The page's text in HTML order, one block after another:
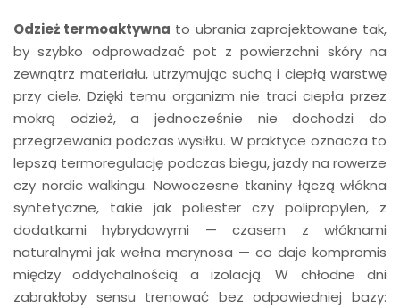
Odzież termoaktywna to ubrania zaprojektowane tak,
by szybko odprowadzać pot z powierzchni skóry na
zewnątrz materiału, utrzymując suchą i ciepłą warstwę
przy ciele. Dzięki temu organizm nie traci ciepła przez
mokrą odzież, a jednocześnie nie dochodzi do
przegrzewania podczas wysiłku. W praktyce oznacza to
lepszą termoregulację podczas biegu, jazdy na rowerze
czy nordic walkingu. Nowoczesne tkaniny łączą włókna
syntetyczne, takie jak poliester czy polipropylen, z
dodatkami hybrydowymi — czasem z włóknami
naturalnymi jak wełna merynosa — co daje kompromis
między oddychalnością a izolacją. W chłodne dni
zabrakłoby sensu trenować bez odpowiedniej bazy: